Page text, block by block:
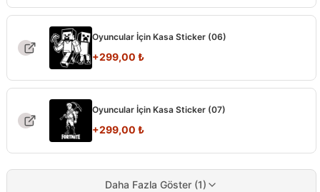
Oyuncular İçin Kasa Sticker (06)
+299,00 ₺
Oyuncular İçin Kasa Sticker (07)
+299,00 ₺
Daha Fazla Göster (1)